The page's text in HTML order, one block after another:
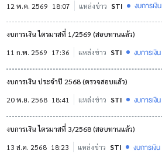
12 พ.ค. 2569 18:07 แหล่งข่าว STI งบการเงิน
งบการเงิน ไตรมาสที่ 1/2569 (สอบทานแล้ว)
11 ก.พ. 2569 17:36 แหล่งข่าว STI งบการเงิน
งบการเงิน ประจำปี 2568 (ตรวจสอบแล้ว)
20 พ.ย. 2568 18:41 แหล่งข่าว STI งบการเงิน
งบการเงิน ไตรมาสที่ 3/2568 (สอบทานแล้ว)
13 ส.ค. 2568 18:23 แหล่งข่าว STI งบการเงิน